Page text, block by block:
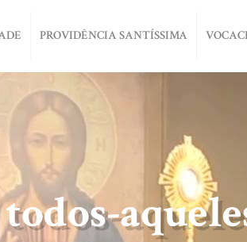
PROVIDÊNCIA SANTÍSSIMA
todos-